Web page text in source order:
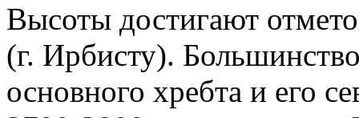
Высоты достигают
(г. Ирбисту).
основного хребта и его